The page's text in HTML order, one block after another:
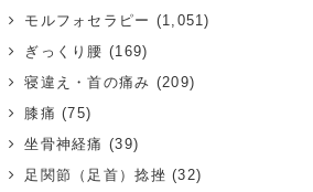
モルフォセラピー (1,051)
ぎっくり腰 (169)
寝違え・首の痛み (209)
膝痛 (75)
坐骨神経痛 (39)
足関節（足首）捻挫 (32)